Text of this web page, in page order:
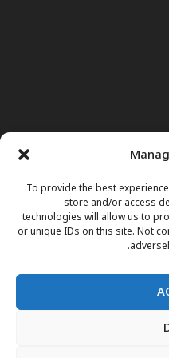
To provide the best
store and/or access
technologies will allow us to
or unique IDs on this site. Not
داکتر مریم